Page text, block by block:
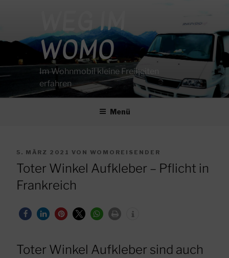
WEG IM
WOMO
Im Wohnmobil kleine Freiheiten
erfahren
Menü
VERÖFFENTLICHT
AM
5. MÄRZ 2021 VON WOMOREISENDER
Toter Winkel Aufkleber – Pflicht in
Frankreich
Toter Winkel Aufkleber sind auch